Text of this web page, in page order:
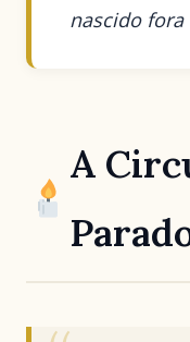
nascido fora
A